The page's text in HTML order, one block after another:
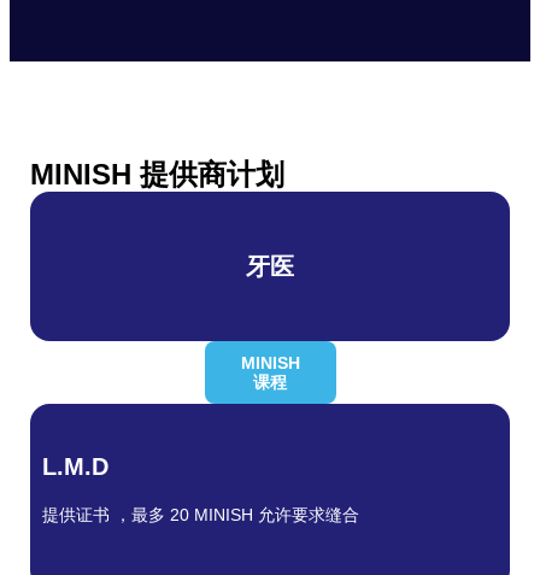
MINISH 提供商计划
牙医
MINISH
课程
L.M.D
提供证书 ，最多 20 MINISH 允许要求缝合